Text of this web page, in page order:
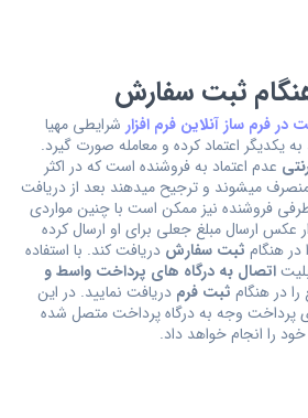
ثبت سفارش
در فرم ساز آنلاین فرم افزار شرایطی مهیا
یکدیگر اعتماد کرده و معامله صورت گیرد.
عدم اعتماد به فروشنده است که در اکثر
میشوند و ترجیح میدهند بعد از دریافت
طرفی فروشنده نیز ممکن است با چنین مواردی
عکس ارسال مبلغ جعلی برای او ارسال کرده
هنگام ثبت سفارش دریافت کند. با استفاده
اتصال به درگاه های پرداخت واسط و
را در هنگام ثبت فرم دریافت نمایید. در این
پرداخت وجه به درگاه پرداخت متصل شده
را انجام خواهد داد.